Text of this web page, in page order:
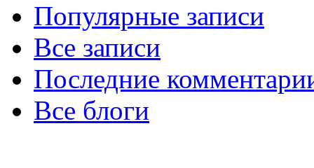
Популярные записи
Все записи
Последние
Все блоги